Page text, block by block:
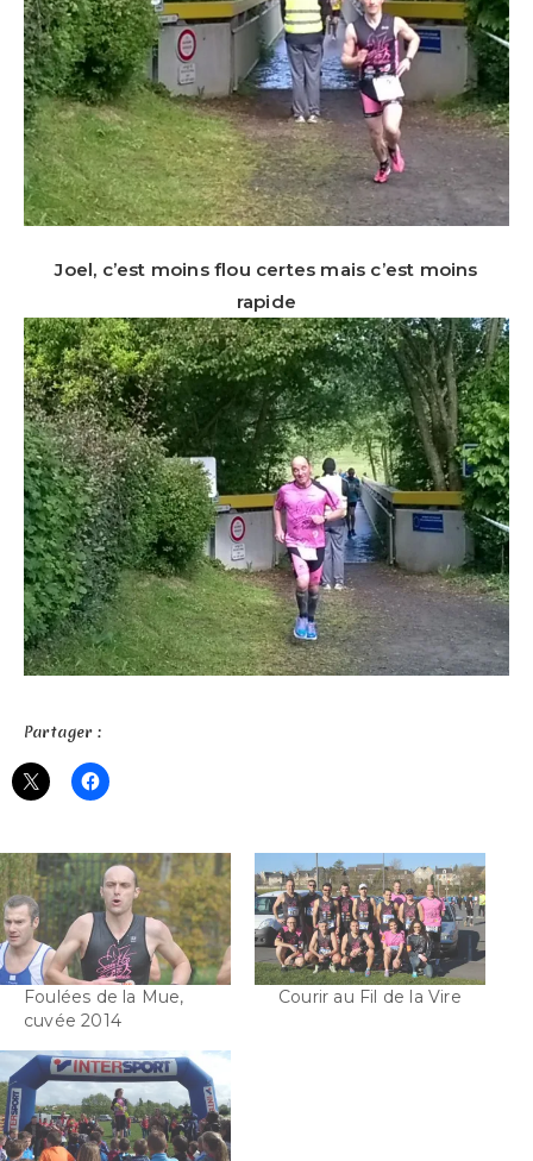
Joel, c’est moins flou certes mais c’est moins
rapide
Partager :
Foulées de la Mue,
cuvée 2014
Courir au Fil de la Vire